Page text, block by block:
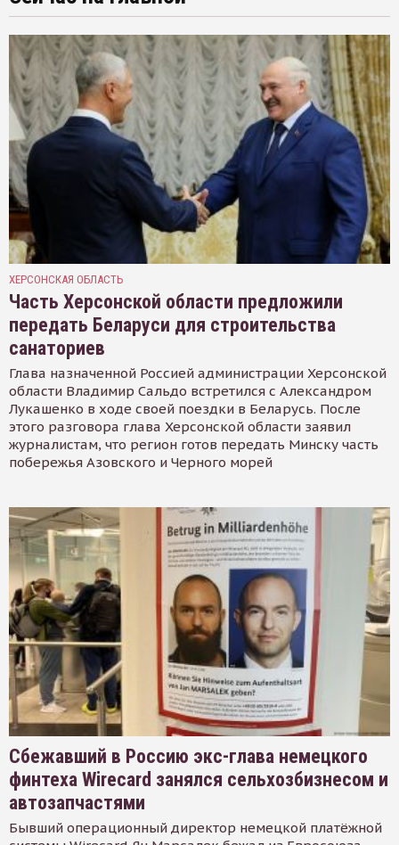
ХЕРСОНСКАЯ ОБЛАСТЬ
Часть Херсонской области предложили
передать Беларуси для строительства
санаториев
Глава назначенной Россией администрации Херсонской
области Владимир Сальдо встретился с Александром
Лукашенко в ходе своей поездки в Беларусь. После
этого разговора глава Херсонской области заявил
журналистам, что регион готов передать Минску часть
побережья Азовского и Черного морей
Сбежавший в Россию экс-глава немецкого
финтеха Wirecard занялся сельхозбизнесом и
автозапчастями
Бывший операционный директор немецкой платёжной